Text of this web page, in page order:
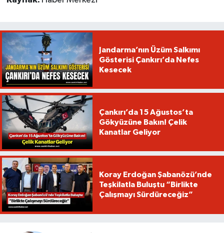
Jandarma’nın Üzüm Salkımı
Gösterisi Çankırı’da Nefes
Kesecek
Çankırı’da 15 Ağustos’ta
Gökyüzüne Bakın! Çelik
Kanatlar Geliyor
Koray Erdoğan Şabanözü’nde
Teşkilatla Buluştu “Birlikte
Çalışmayı Sürdüreceğiz”